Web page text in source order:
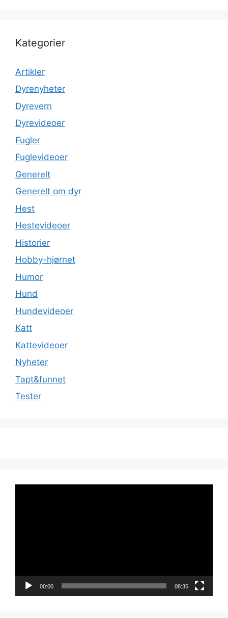
Kategorier
Artikler
Dyrenyheter
Dyrevern
Dyrevideoer
Fugler
Fuglevideoer
Generelt
Generelt om dyr
Hest
Hestevideoer
Historier
Hobby-hjørnet
Humor
Hund
Hundevideoer
Katt
Kattevideoer
Nyheter
Tapt&funnet
Tester
00:00 08:35